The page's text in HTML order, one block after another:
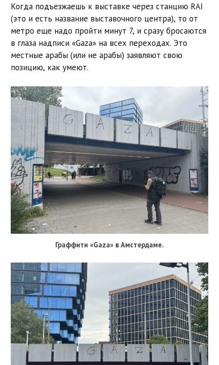
Когда подъезжаешь к выставке через станцию RAI
(это и есть название выставочного центра), то от
метро еще надо пройти минут 7, и сразу бросаются
в глаза надписи «Gaza» на всех переходах. Это
местные арабы (или не арабы) заявляют свою
позицию, как умеют.
Граффити «Gaza» в Амстердаме.